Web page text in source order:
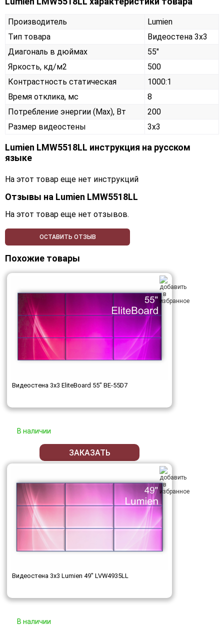
Производитель
Lumien
Тип товара
Видеостена 3х3
Диагональ в дюймах
55"
Яркость, кд/м2
500
Контрастность статическая
1000:1
Время отклика, мс
8
Потребление энергии (Max), Вт
200
Размер видеостены
3x3
Lumien LMW5518LL инструкция на русском
языке
На этот товар еще нет инструкций
Отзывы на Lumien LMW5518LL
На этот товар еще нет отзывов.
ОСТАВИТЬ ОТЗЫВ
Похожие товары
Видеостена 3x3 EliteBoard 55" BE-55D7
В наличии
ЗАКАЗАТЬ
Видеостена 3x3 Lumien 49" LVW4935LL
В наличии